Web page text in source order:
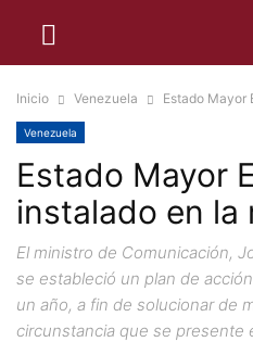
Inicio Venezuela Estado Mayor
Venezuela
Estado Mayor
instalado en la
El ministro de Comunicación,
se estableció un plan de
un año, a fin de solucionar de
circunstancia que se presente